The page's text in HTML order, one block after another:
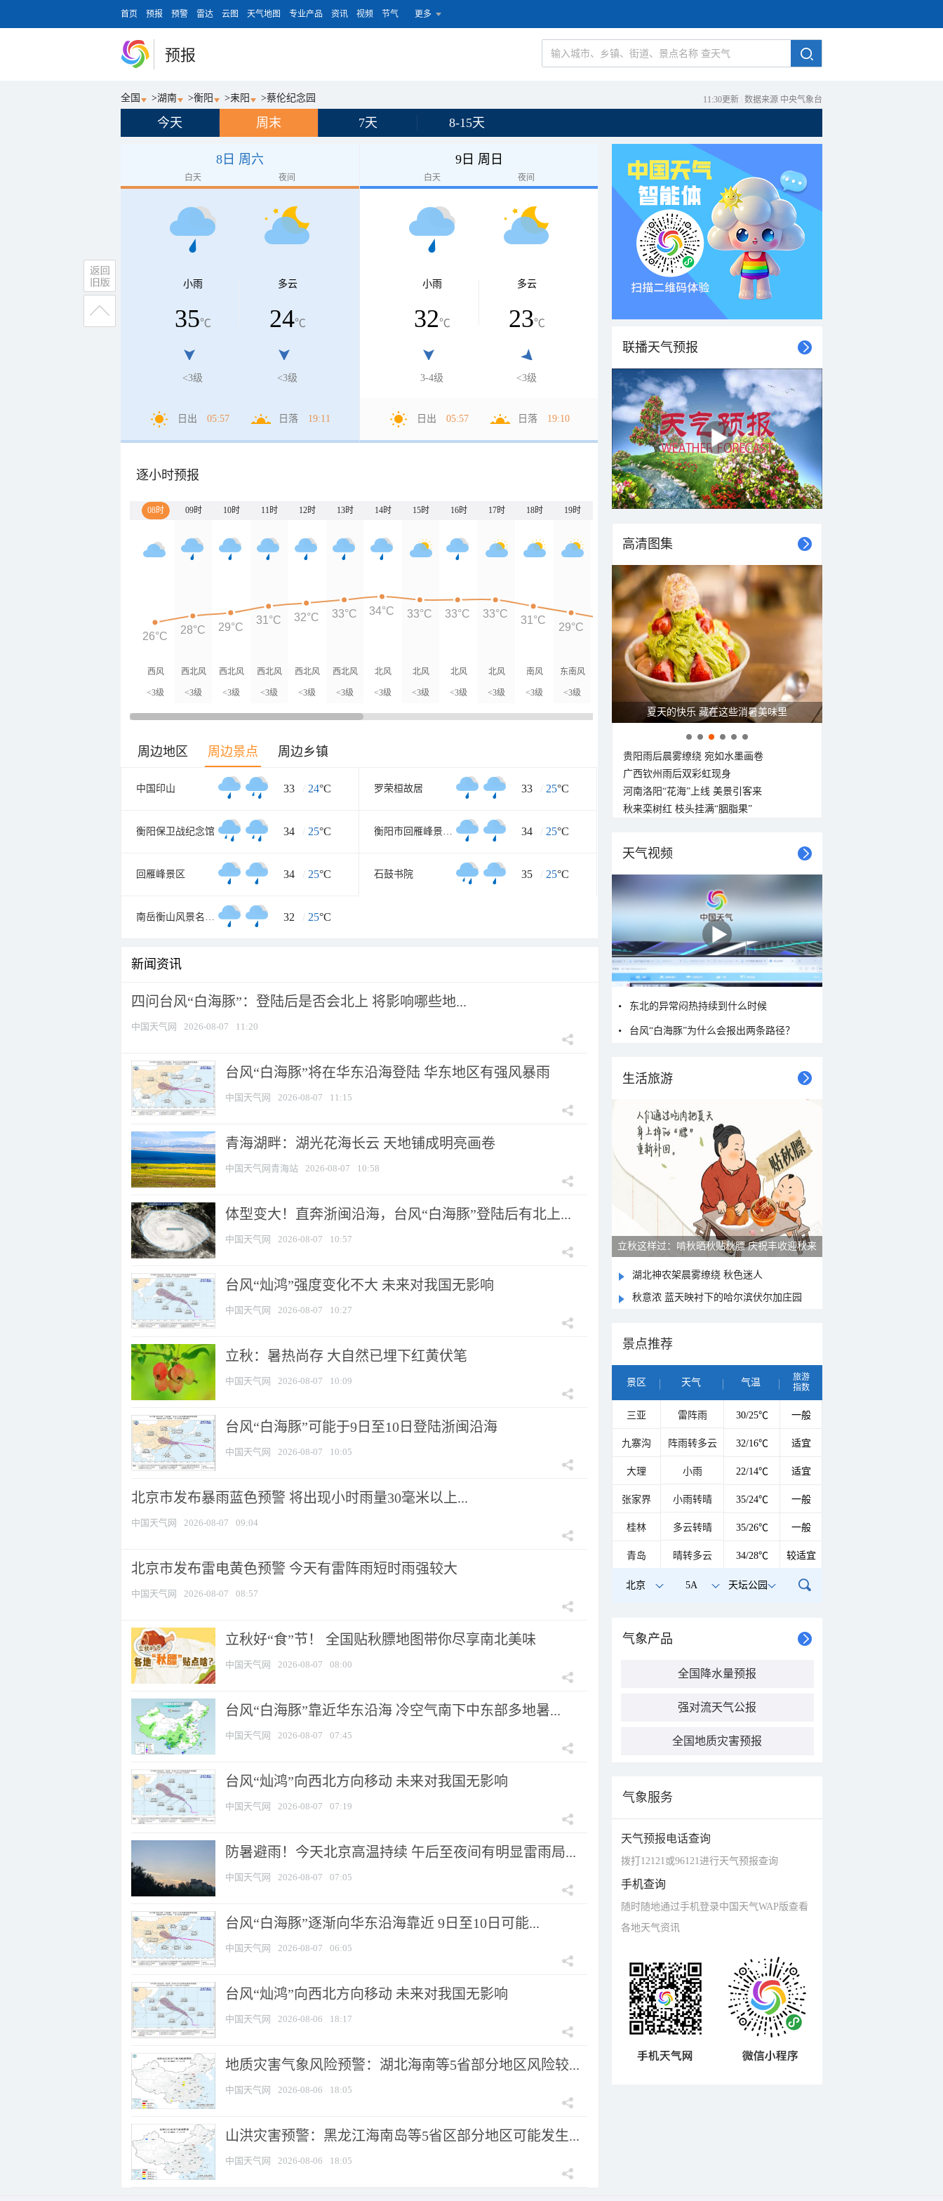
首页 预报 预警 雷达 云图 天气地图 专业产品 资讯 视频 节气 更多
预报
全国 >湖南 >衡阳 >耒阳 >蔡伦纪念园 11:30更新 数据来源 中央气象台
今天 周末 7天 8-15天
8日 周六
白天 夜间
小雨
35℃
<3级
多云
24℃
<3级
日出 05:57 日落 19:11
9日 周日
白天 夜间
小雨
32℃
3-4级
多云
23℃
<3级
日出 05:57 日落 19:10
逐小时预报
08时 09时 10时 11时 12时 13时 14时 15时 16时 17时 18时 19时 20时 21时 22时 23时 00时 01时
西风
<3级
西北风
<3级
西北风
<3级
西北风
<3级
西北风
<3级
西北风
<3级
北风
<3级
北风
<3级
北风
<3级
北风
<3级
南风
<3级
东南风
<3级
西北风
<3级
西北风
<3级
西风
<3级
西风
<3级
西北风
<3级
26°C
28°C 29°C
31°C 32°C 33°C 34°C 33°C 33°C 33°C
31°C
29°C
27°C 26°C 26°C 26°C
周边地区 周边景点 周边乡镇
中国印山 33 / 24°C 罗荣桓故居 33 / 25°C
衡阳保卫战纪念馆 34 / 25°C 衡阳市回雁峰景区南门 34 / 25°C
回雁峰景区 34 / 25°C 石鼓书院 35 / 25°C
南岳衡山风景名胜区 32 / 25°C
新闻资讯
四问台风“白海豚”：登陆后是否会北上 将影响哪些地...
中国天气网 2026-08-07 11:20
台风“白海豚”将在华东沿海登陆 华东地区有强风暴雨
中国天气网 2026-08-07 11:15
青海湖畔：湖光花海长云 天地铺成明亮画卷
中国天气网青海站 2026-08-07 10:58
体型变大！直奔浙闽沿海，台风“白海豚”登陆后有北上...
中国天气网 2026-08-07 10:57
台风“灿鸿”强度变化不大 未来对我国无影响
中国天气网 2026-08-07 10:27
立秋：暑热尚存 大自然已埋下红黄伏笔
中国天气网 2026-08-07 10:09
台风“白海豚”可能于9日至10日登陆浙闽沿海
中国天气网 2026-08-07 10:05
北京市发布暴雨蓝色预警 将出现小时雨量30毫米以上...
中国天气网 2026-08-07 09:04
北京市发布雷电黄色预警 今天有雷阵雨短时雨强较大
中国天气网 2026-08-07 08:57
立秋好“食”节！ 全国贴秋膘地图带你尽享南北美味
中国天气网 2026-08-07 08:00
台风“白海豚”靠近华东沿海 冷空气南下中东部多地暑...
中国天气网 2026-08-07 07:45
台风“灿鸿”向西北方向移动 未来对我国无影响
中国天气网 2026-08-07 07:19
防暑避雨！今天北京高温持续 午后至夜间有明显雷雨局...
中国天气网 2026-08-07 07:05
台风“白海豚”逐渐向华东沿海靠近 9日至10日可能...
中国天气网 2026-08-07 06:05
台风“灿鸿”向西北方向移动 未来对我国无影响
中国天气网 2026-08-06 18:17
地质灾害气象风险预警：湖北海南等5省部分地区风险较...
中国天气网 2026-08-06 18:05
山洪灾害预警：黑龙江海南岛等5省区部分地区可能发生...
中国天气网 2026-08-06 18:05
联播天气预报
高清图集
夏天的快乐 藏在这些消暑美味里
贵阳雨后晨雾缭绕 宛如水墨画卷
广西钦州雨后双彩虹现身
河南洛阳“花海”上线 美景引客来
秋来栾树红 枝头挂满“胭脂果”
天气视频
东北的异常闷热持续到什么时候
台风“白海豚”为什么会报出两条路径？
生活旅游
立秋这样过：啃秋晒秋贴秋膘 庆祝丰收迎秋来
湖北神农架晨雾缭绕 秋色迷人
秋意浓 蓝天映衬下的哈尔滨伏尔加庄园
景点推荐
景区 天气 气温
旅游
指数
三亚 雷阵雨 30/25℃ 一般
九寨沟 阵雨转多云 32/16℃ 适宜
大理 小雨 22/14℃ 适宜
张家界 小雨转晴 35/24℃ 一般
桂林 多云转晴 35/26℃ 一般
青岛 晴转多云 34/28℃ 较适宜
北京 5A 天坛公园
气象产品
全国降水量预报
强对流天气公报
全国地质灾害预报
气象服务
天气预报电话查询
拨打12121或96121进行天气预报查询
手机查询
随时随地通过手机登录中国天气WAP版查看
各地天气资讯